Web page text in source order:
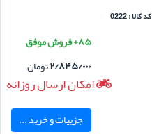
کد کالا : 0222
۸۵+ فروش موفق
۲/۸۴۵/۰۰۰تومان
امکان ارسال روزانه
جزییات و خرید ...